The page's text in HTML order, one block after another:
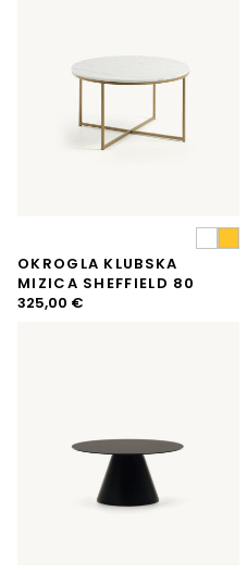
OKROGLA KLUBSKA
MIZICA SHEFFIELD 80
325,00 €